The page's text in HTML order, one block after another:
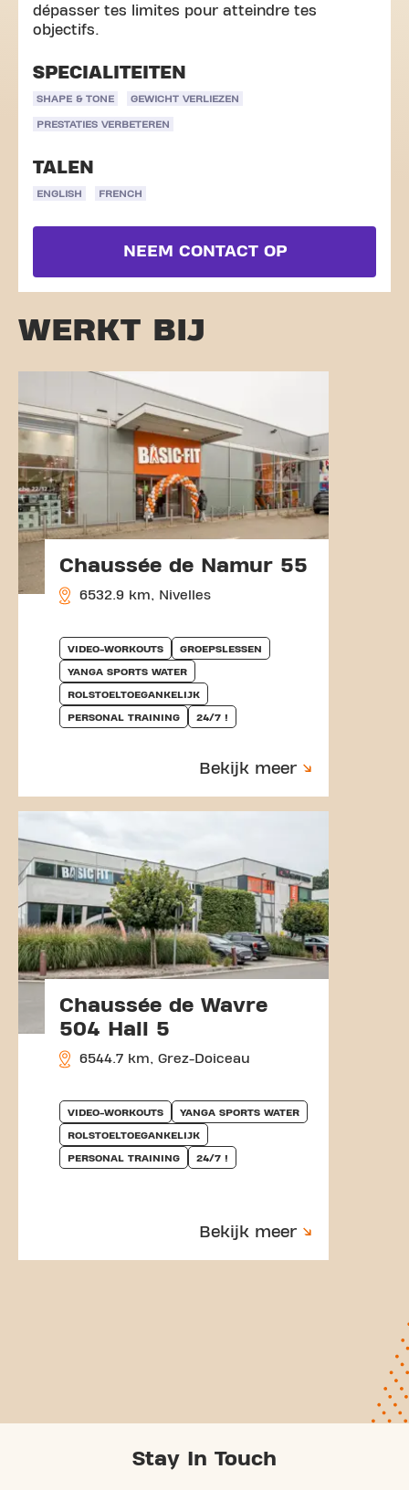
dépasser tes limites pour atteindre tes
objectifs.
SPECIALITEITEN
SHAPE & TONE GEWICHT VERLIEZEN
PRESTATIES VERBETEREN
TALEN
ENGLISH FRENCH
NEEM CONTACT OP
WERKT BIJ
Chaussée de Namur 55
6532.9 km, Nivelles
VIDEO-WORKOUTS GROEPSLESSEN
YANGA SPORTS WATER
ROLSTOELTOEGANKELIJK
PERSONAL TRAINING 24/7 !
Bekijk meer
Chaussée de Wavre
504 Hall 5
6544.7 km, Grez-Doiceau
VIDEO-WORKOUTS YANGA SPORTS WATER
ROLSTOELTOEGANKELIJK
PERSONAL TRAINING 24/7 !
Bekijk meer
Stay In Touch